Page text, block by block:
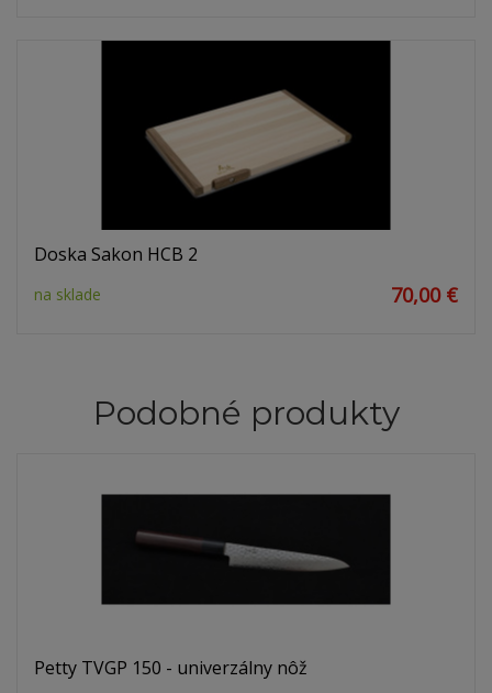
Doska Sakon HCB 2
na sklade 70,00 €
Podobné produkty
Petty TVGP 150 - univerzálny nôž